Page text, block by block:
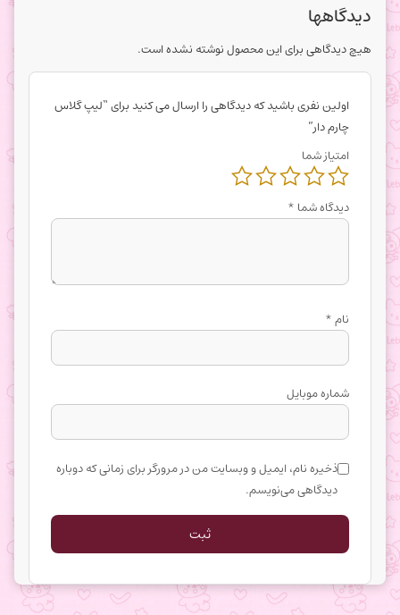
دیدگاهها
هیچ دیدگاهی برای این محصول نوشته نشده است.
اولین نفری باشید که دیدگاهی را ارسال می کنید برای “لیپ گلاس
چارم دار”
امتیاز شما
دیدگاه شما *
نام*
شماره موبایل
ذخیره نام، ایمیل و وبسایت من در مرورگر برای زمانی که دوباره
دیدگاهی می‌نویسم.